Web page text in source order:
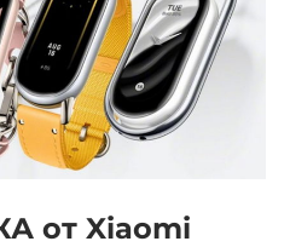
только
от Xiaomi